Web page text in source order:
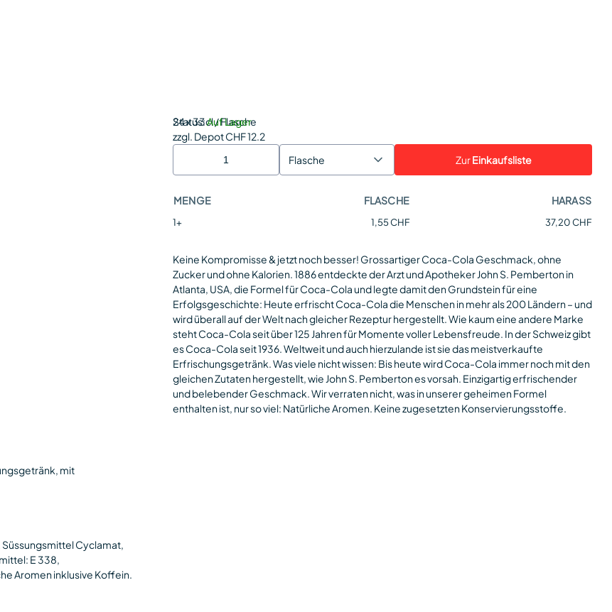
Status:Auf Lager
24 x 33cl / Flasche
zzgl. Depot CHF 12.2
Flasche
ZurEinkaufsliste
MENGE FLASCHE HARASS
1+ 1,55 CHF 37,20 CHF
Keine Kompromisse & jetzt noch besser! Grossartiger Coca-Cola Geschmack, ohne
Zucker und ohne Kalorien. 1886 entdeckte der Arzt und Apotheker John S. Pemberton in
Atlanta, USA, die Formel für Coca-Cola und legte damit den Grundstein für eine
Erfolgsgeschichte: Heute erfrischt Coca-Cola die Menschen in mehr als 200 Ländern – und
wird überall auf der Welt nach gleicher Rezeptur hergestellt. Wie kaum eine andere Marke
steht Coca-Cola seit über 125 Jahren für Momente voller Lebensfreude. In der Schweiz gibt
es Coca-Cola seit 1936. Weltweit und auch hierzulande ist sie das meistverkaufte
Erfrischungsgetränk. Was viele nicht wissen: Bis heute wird Coca-Cola immer noch mit den
gleichen Zutaten hergestellt, wie John S. Pemberton es vorsah. Einzigartig erfrischender
und belebender Geschmack. Wir verraten nicht, was in unserer geheimen Formel
enthalten ist, nur so viel: Natürliche Aromen. Keine zugesetzten Konservierungsstoffe.
mit
Süssungsmittel Cyclamat,
E 338,
Aromen inklusive Koffein.